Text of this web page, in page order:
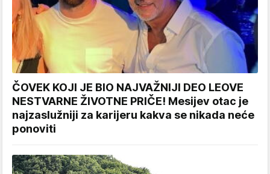
ČOVEK KOJI JE BIO NAJVAŽNIJI DEO LEOVE
NESTVARNE ŽIVOTNE PRIČE! Mesijev otac je
najzaslužniji za karijeru kakva se nikada neće
ponoviti